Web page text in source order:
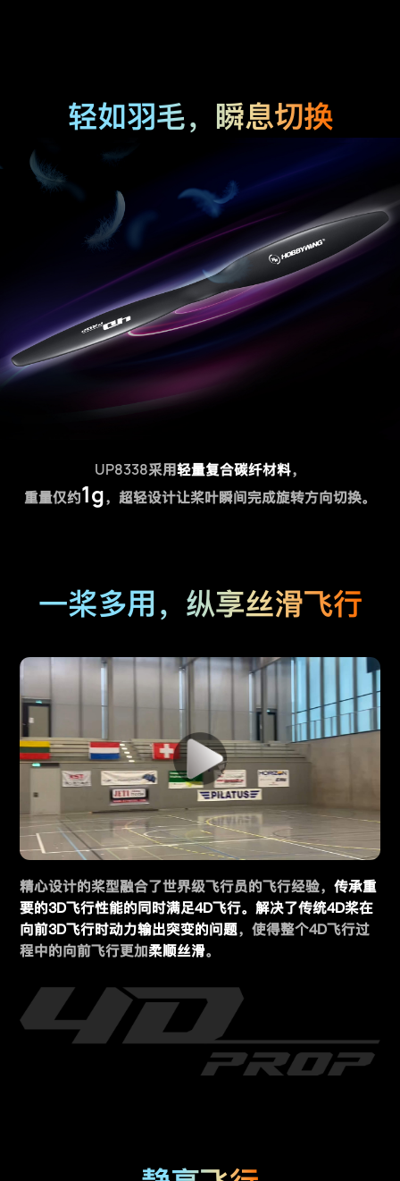
轻如羽毛，瞬息切换
UP8338采用轻量复合碳纤材料，
重量仅约1g，超轻设计让桨叶瞬间完成旋转方向切换。
一桨多用，纵享丝滑飞行
精心设计的桨型融合了世界级飞行员的飞行经验，传承重
要的3D飞行性能的同时满足4D飞行。解决了传统4D桨在
向前3D飞行时动力输出突变的问题，使得整个4D飞行过
程中的向前飞行更加柔顺丝滑。